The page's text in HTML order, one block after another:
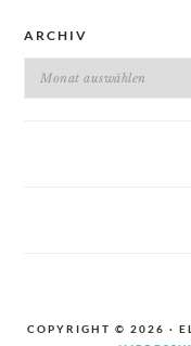
ARCHIV
Archiv
COPYRIGHT © 2026 ·